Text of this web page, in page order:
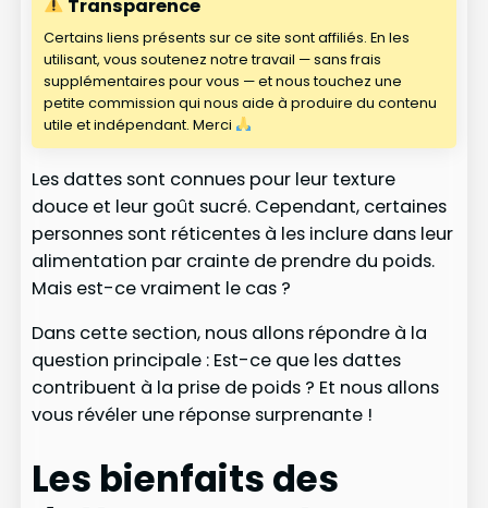
Transparence
Certains liens présents sur ce site sont affiliés. En les
utilisant, vous soutenez notre travail — sans frais
supplémentaires pour vous — et nous touchez une
petite commission qui nous aide à produire du contenu
utile et indépendant. Merci
Les dattes sont connues pour leur texture
douce et leur goût sucré. Cependant, certaines
personnes sont réticentes à les inclure dans leur
alimentation par crainte de prendre du poids.
Mais est-ce vraiment le cas ?
Dans cette section, nous allons répondre à la
question principale : Est-ce que les dattes
contribuent à la prise de poids ? Et nous allons
vous révéler une réponse surprenante !
Les bienfaits des